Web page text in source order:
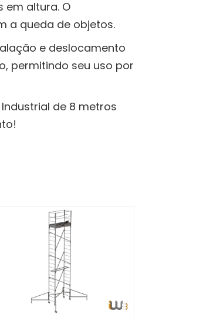
altura. O
a queda de objetos.
e deslocamento
permitindo seu uso por
de 8 metros